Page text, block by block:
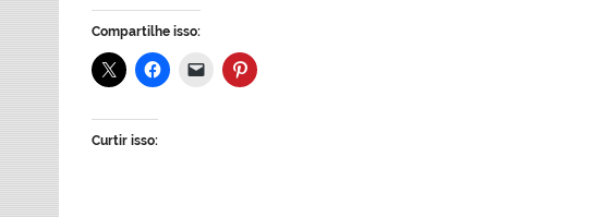
Compartilhe isso:
Curtir isso: